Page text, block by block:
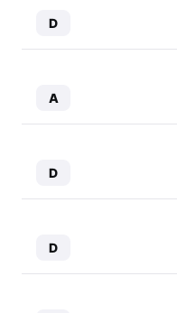
D
A
D
D